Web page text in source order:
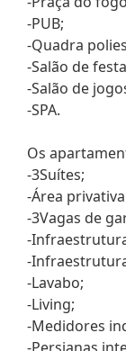
-PUB;
-Quadra
-Salão de
-Salão de
-SPA.
Os
-3Suítes;
-Área
-3Vagas de
-
-
-Lavabo;
-Living;
-Medidores